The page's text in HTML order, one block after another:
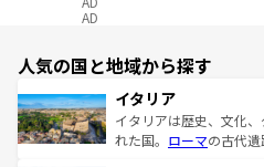
AD
人気の国と地域から探す
イタリア
イタリアは歴史、文化
れた国。 ローマの古代